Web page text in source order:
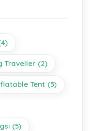
Traveller (2)
Tent (5)
(5)